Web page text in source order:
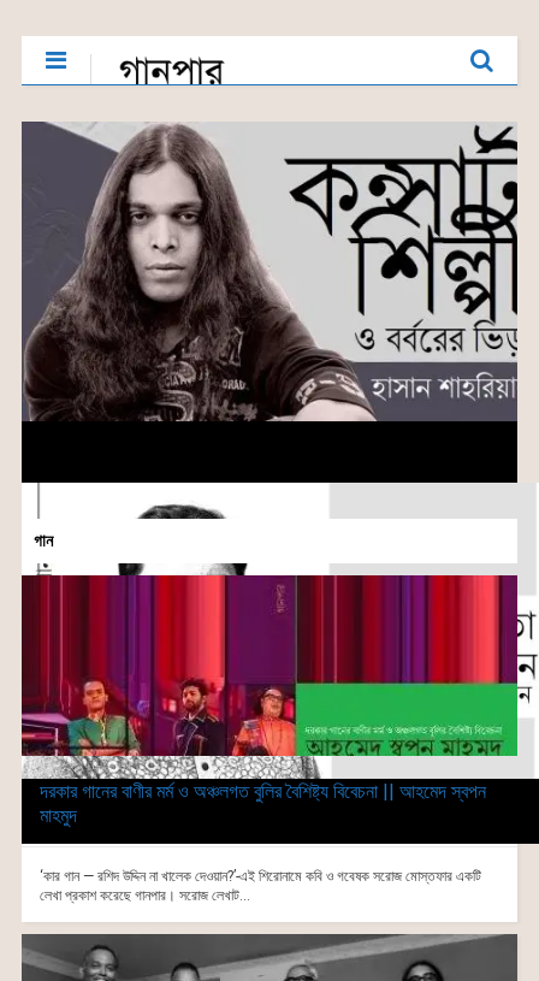
গান
দরকার গানের বাণীর মর্ম ও অঞ্চলগত বুলির বৈশিষ্ট্য বিবেচনা || আহমেদ স্বপন
মাহমুদ
‘কার গান — রশিদ উদ্দিন না খালেক দেওয়ান?’-এই শিরোনামে কবি ও গবেষক সরোজ মোস্তফার একটি
লেখা প্রকাশ করেছে গানপার। সরোজ লেখাট...